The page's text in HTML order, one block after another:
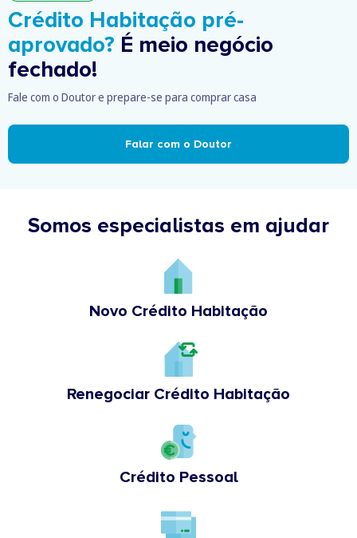
Crédito Habitação pré-
aprovado? É meio negócio
fechado!
Fale com o Doutor e prepare-se para comprar casa
Falar com o Doutor
Somos especialistas em ajudar
Novo Crédito Habitação
Renegociar Crédito Habitação
Crédito Pessoal